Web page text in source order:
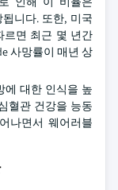
니다. 또한, 미국
르면 최근 몇 년간
사망률이 매년 상
에 대한 인식을 높
혈관 건강을 능동
나면서 웨어러블